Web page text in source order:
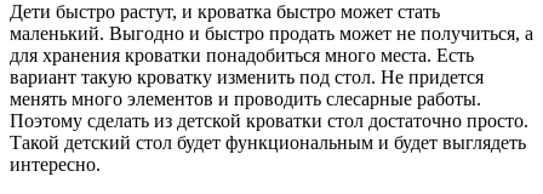
Дети быстро растут, и кроватка быстро может стать
маленький. Выгодно и быстро продать может не получиться, а
для хранения кроватки понадобиться много места. Есть
вариант такую кроватку изменить под стол. Не придется
менять много элементов и проводить слесарные работы.
Поэтому сделать из детской кроватки стол достаточно просто.
Такой детский стол будет функциональным и будет выглядеть
интересно.